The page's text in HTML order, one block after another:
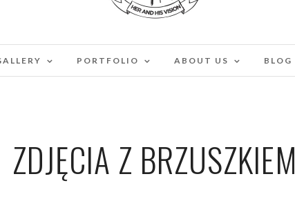
PORTFOLIO ABOUT US BLOG
ZDJĘCIA Z BRZUSZKIEM